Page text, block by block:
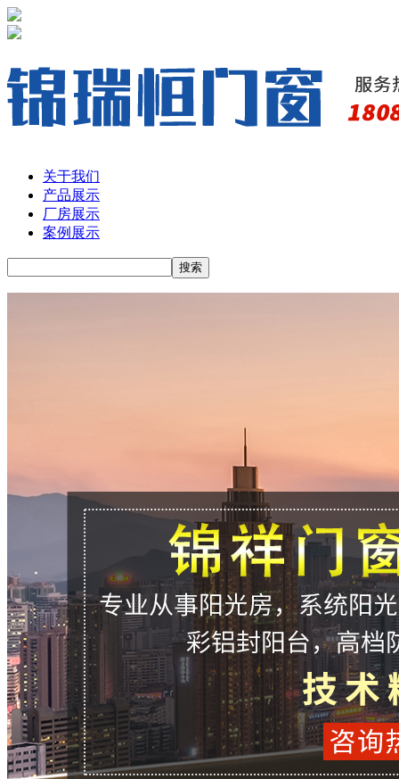
关于我们
产品展示
厂房展示
案例展示